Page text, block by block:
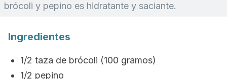
brócoli y pepino es hidratante y saciante.
Ingredientes
1/2 taza de brócoli (100 gramos)
1/2 pepino